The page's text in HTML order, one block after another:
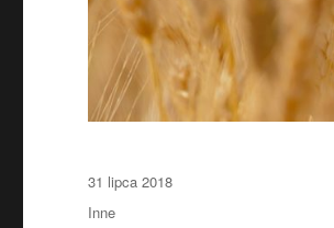
Data
publikacji
31 lipca 2018
Kategorie
Inne